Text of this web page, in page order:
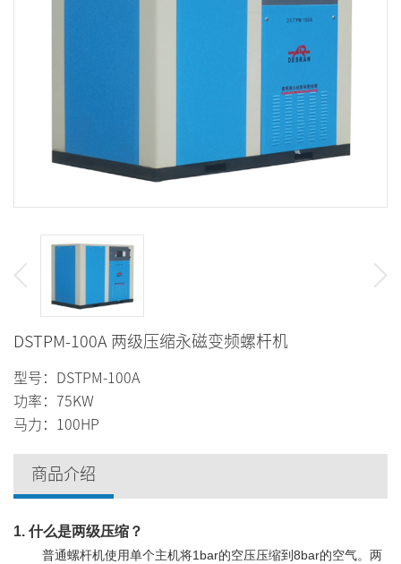
DSTPM-100A 两级压缩永磁变频螺杆机
型号：DSTPM-100A
功率：75KW
马力：100HP
商品介绍
1. 什么是两级压缩？
普通螺杆机使用单个主机将1bar的空压压缩到8bar的空气。两